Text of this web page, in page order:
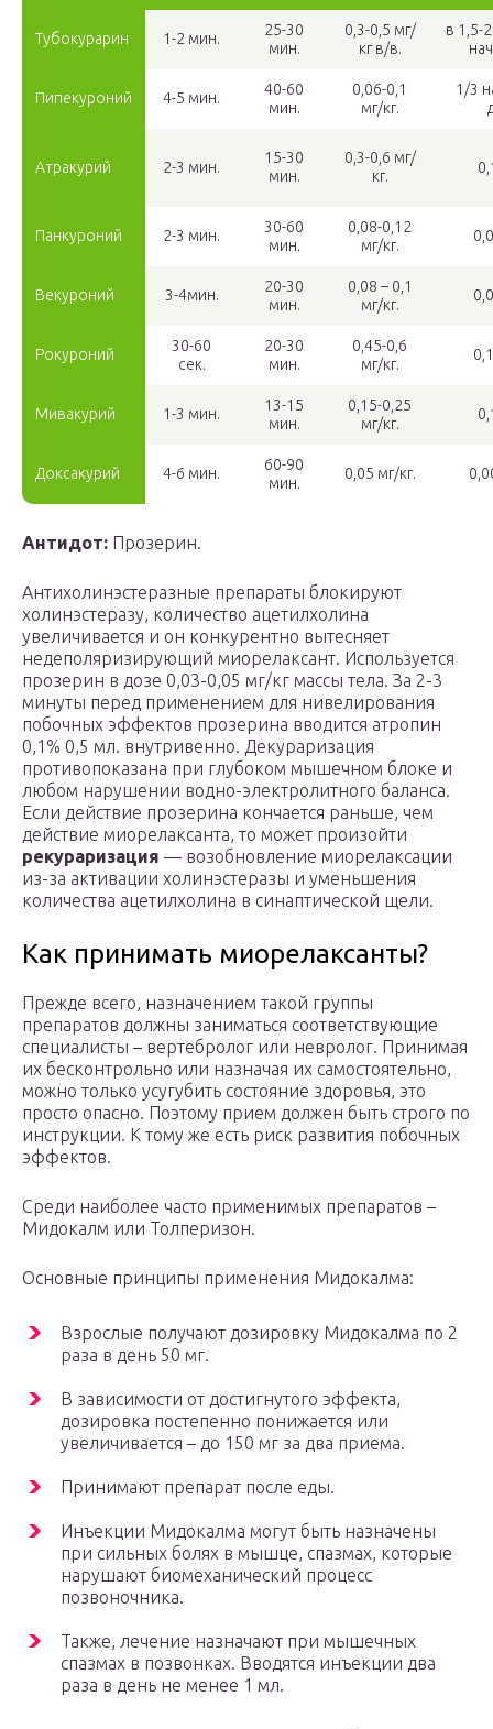
Тубокурарин 1-2 мин.
25-30
мин.
0,3-0,5 мг/
кг в/в.
в 1,5-
Пипекуроний 4-5 мин.
40-60
мин.
0,06-0,1
мг/кг.
1/3
Атракурий 2-3 мин.
15-30
мин.
0,3-0,6 мг/
кг.
Панкуроний 2-3 мин.
30-60
мин.
0,08-0,12
мг/кг.
Векуроний 3-4мин.
20-30
мин.
0,08 – 0,1
мг/кг.
Рокуроний
30-60
сек.
20-30
мин.
0,45-0,6
мг/кг.
Мивакурий 1-3 мин.
13-15
мин.
0,15-0,25
мг/кг.
Доксакурий 4-6 мин.
60-90
мин.
0,05 мг/кг.
Антидот: Прозерин.
Антихолинэстеразные препараты блокируют
холинэстеразу, количество ацетилхолина
увеличивается и он конкурентно вытесняет
недеполяризирующий миорелаксант. Используется
прозерин в дозе 0,03-0,05 мг/кг массы тела. За 2-3
минуты перед применением для нивелирования
побочных эффектов прозерина вводится атропин
0,1% 0,5 мл. внутривенно. Декураризация
противопоказана при глубоком мышечном блоке и
любом нарушении водно-электролитного баланса.
Если действие прозерина кончается раньше, чем
действие миорелаксанта, то может произойти
рекураризация — возобновление миорелаксации
из-за активации холинэстеразы и уменьшения
количества ацетилхолина в синаптической щели.
Как принимать миорелаксанты?
Прежде всего, назначением такой группы
препаратов должны заниматься соответствующие
специалисты – вертебролог или невролог. Принимая
их бесконтрольно или назначая их самостоятельно,
можно только усугубить состояние здоровья, это
просто опасно. Поэтому прием должен быть строго по
инструкции. К тому же есть риск развития побочных
эффектов.
Среди наиболее часто применимых препаратов –
Мидокалм или Толперизон.
Основные принципы применения Мидокалма:
Взрослые получают дозировку Мидокалма по 2
раза в день 50 мг.
В зависимости от достигнутого эффекта,
дозировка постепенно понижается или
увеличивается – до 150 мг за два приема.
Принимают препарат после еды.
Инъекции Мидокалма могут быть назначены
при сильных болях в мышце, спазмах, которые
нарушают биомеханический процесс
позвоночника.
Также, лечение назначают при мышечных
спазмах в позвонках. Вводятся инъекции два
раза в день не менее 1 мл.